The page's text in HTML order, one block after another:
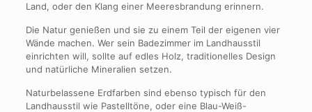
Land, oder den Klang einer Meeresbrandung erinnern.
Die Natur genießen und sie zu einem Teil der eigenen vier
Wände machen. Wer sein Badezimmer im Landhausstil
einrichten will, sollte auf edles Holz, traditionelles Design
und natürliche Mineralien setzen.
Naturbelassene Erdfarben sind ebenso typisch für den
Landhausstil wie Pastelltöne, oder eine Blau-Weiß-